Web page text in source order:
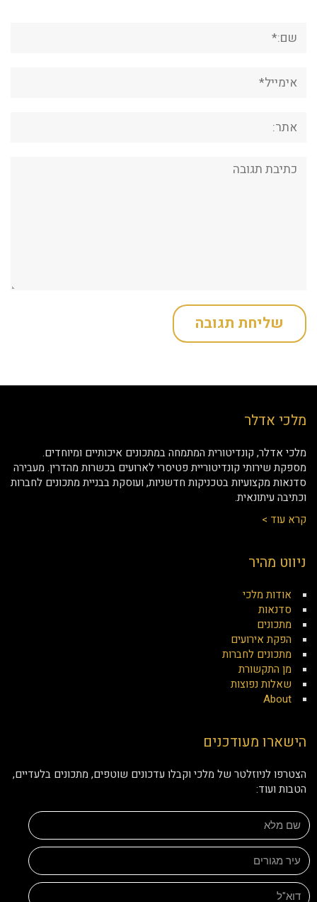
אימייל*
תגובה:
מלכי אדלר
מלכי אדלר, קונדיטורית המתמחה במתכונים איכותיים ומיוחדים.
מספקת שירותי קונדיטוריית פטיסרי לארועים בכשרות מהדרין. מעבירה
סדנאות מקצועיות בטכניקות חדשניות, ועוסקת בבניית מתכונים לחברות
וכתיבה עיתונאית.
קרא עוד >
ניווט מהיר
אודות מלכי
סדנאות
מתכונים
הפקת אירועים
מתכונים לחברות
מן התקשורת
שאלות נפוצות
About
הישארו מעודכנים
הצטרפו לניוזלטר של מלכי וקבלו עדכונים שוטפים, מתכונים בלעדיים,
הטבות ועוד: